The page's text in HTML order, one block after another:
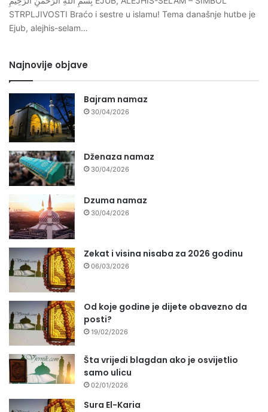
STRPLJIVOSTI Braćo i sestre u islamu! Tema današnje hutbe je
Ejub, alejhis-selam…
Najnovije objave
Bajram namaz
30/04/2026
Dženaza namaz
30/04/2026
Dzuma namaz
30/04/2026
Zekat i visina nisaba za 2026 godinu
06/03/2026
Od koje godine je dijete obavezno da
posti?
19/02/2026
Šta vrijedi blagdan ako je osvijetlio
samo ulicu
02/01/2026
Sura El-Karia